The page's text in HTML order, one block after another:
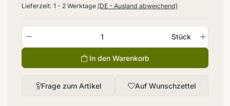
Frage zum Artikel Auf Wunschzettel
Stück
In den Warenkorb
Lieferzeit: 1 - 2 Werktage (DE - Ausland abweichend)